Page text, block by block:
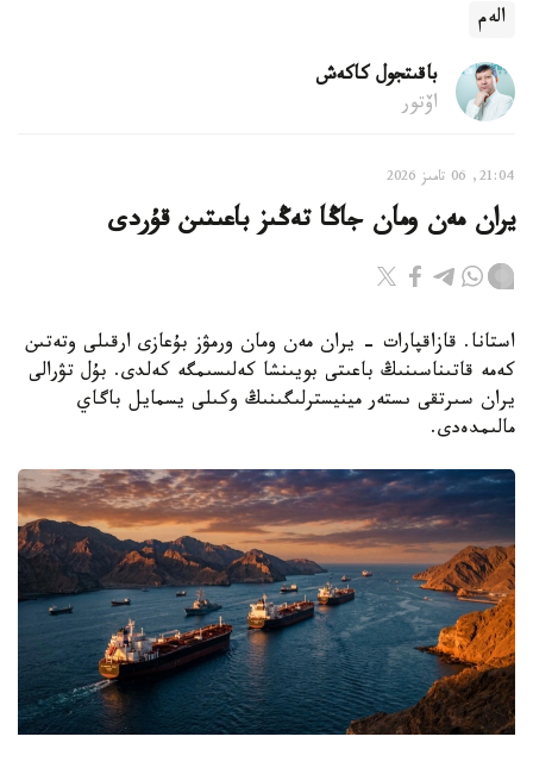
الەم
باقىتجول كاكەش
اۆتور
21:04, 06 تامىز 2026
يران مەن ومان جاڭا تەڭىز باعىتىن قۇردى
استانا. قازاقپارات - يران مەن ومان ورمۋز بۇعازى ارقىلى وتەتىن
كەمە قاتىناسىنىڭ باعىتى بويىنشا كەلىسىمگە كەلدى. بۇل تۋرالى
يران سىرتقى ىستەر مينيسترلىگىنىڭ وكىلى يسمايل باگاي
مالىمدەدى.